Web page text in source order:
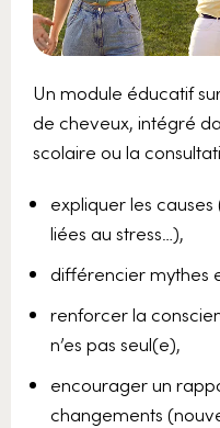
Un module éducatif
de cheveux, intégré
scolaire ou la
expliquer les
liées au stress…),
différencier mythes
renforcer la
n’es pas seul(e),
encourager un
changements